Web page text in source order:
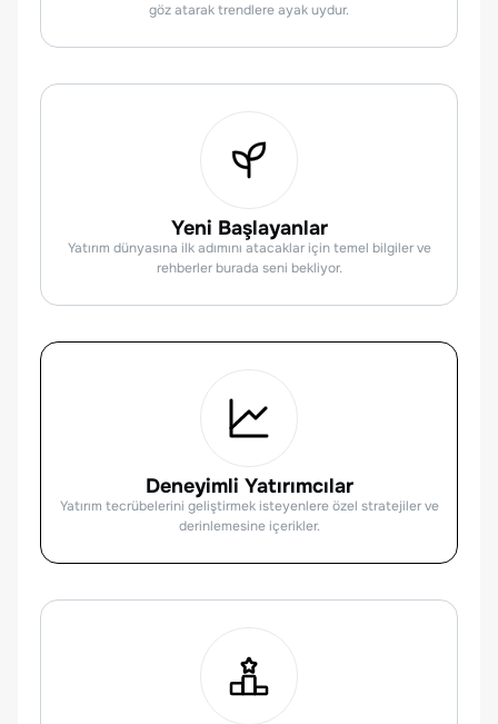
göz atarak trendlere ayak uydur.
Yeni Başlayanlar
Yatırım dünyasına ilk adımını atacaklar için temel bilgiler ve
rehberler burada seni bekliyor.
Deneyimli Yatırımcılar
Yatırım tecrübelerini geliştirmek isteyenlere özel stratejiler ve
derinlemesine içerikler.